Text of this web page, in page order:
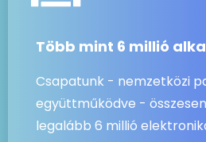
Több mint 6 millió
Csapatunk - nemzetközi
együttműködve -
legalább 6 millió